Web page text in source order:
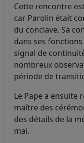
Cette rencontre
car Parolin était
du conclave. Sa
dans ses
signal de
nombreux
période de
Le Pape a ensuite
maître des
des détails de la
mai.